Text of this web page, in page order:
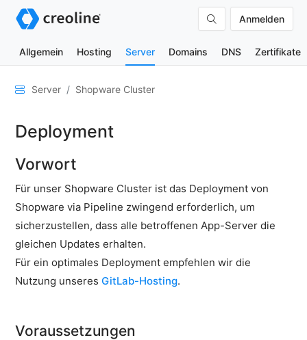
Anmelden
Allgemein Hosting Server Domains DNS Zertifikate
Allgemein
&
Sicherheit
Hardware
SSH
&
FTP
Mails
Firewall
Server Shopware Cluster
Deployment
Vorwort
Für unser Shopware Cluster ist das Deployment von
Shopware via Pipeline zwingend erforderlich, um
sicherzustellen, dass alle betroffenen App-Server die
gleichen Updates erhalten.
Für ein optimales Deployment empfehlen wir die
Nutzung unseres GitLab-Hosting.
Voraussetzungen